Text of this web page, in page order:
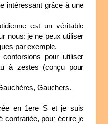
intéressant grâce à une
est un véritable
nous: je ne peux utiliser
par exemple.
pour utiliser
à zestes (conçu pour
Gauchers.
en 1ere S et je suis
contrariée, pour écrire je